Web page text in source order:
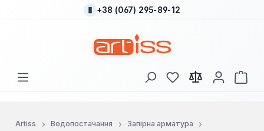
Перейти до основного вмісту
+38 (067) 295-89-12
У вас є 0 у списку
Artiss Водопостачання
Запірна арматура